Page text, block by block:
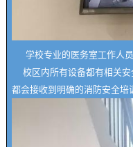
学校专业的医务室工作人
校区内所有设备都有相关
都会接收到明确的消防安全培